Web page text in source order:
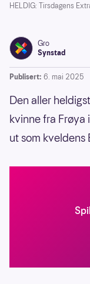
HELDIG: Tirsdagens
Gro
Synstad
Publisert: 6. mai 2025
Den aller
kvinne fra Frøya
ut som